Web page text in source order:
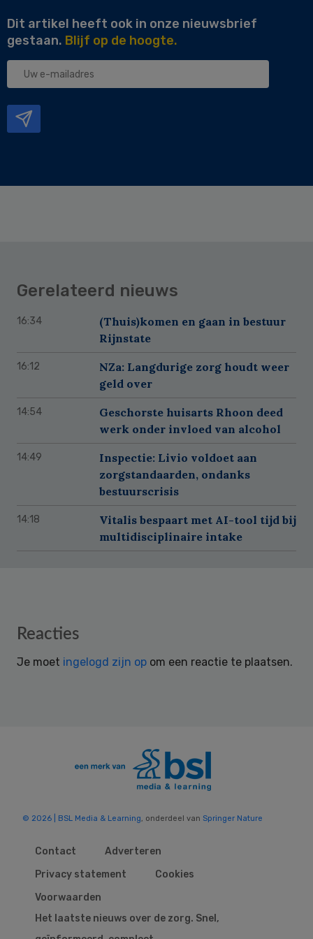
Dit artikel heeft ook in onze nieuwsbrief
gestaan. Blijf op de hoogte.
Uw
Gerelateerd nieuws
16:34
(Thuis)komen en gaan in bestuur
Rijnstate
16:12
NZa: Langdurige zorg houdt weer
geld over
14:54
Geschorste huisarts Rhoon deed
werk onder invloed van alcohol
14:49
Inspectie: Livio voldoet aan
zorgstandaarden, ondanks
bestuurscrisis
14:18
Vitalis bespaart met AI-tool tijd bij
multidisciplinaire intake
Reader
Reacties
Je moet ingelogd zijn op om een reactie te plaatsen.
© 2026 | BSL Media & Learning, onderdeel van Springer Nature
Contact
Adverteren
Privacy statement
Cookies
Voorwaarden
Het laatste nieuws over de zorg. Snel,